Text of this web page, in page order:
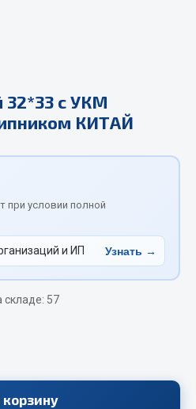
ещё
с УКМ
КИТАЙ
при условии полной
и ИП Узнать →
складе: 57
корзину